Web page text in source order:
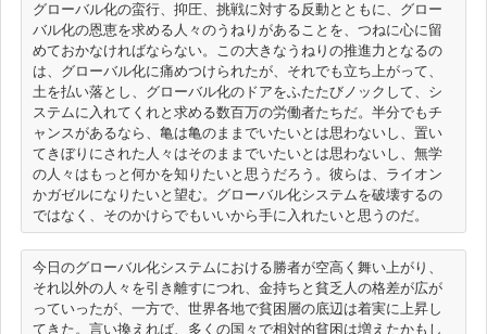
グローバル化の蛮行、抑圧、挑戦に対する反動とともに、グロー
バル化の恩恵を求める人々のうねりがあることを、つねに心に留
めておかなければならない。この大きなうねりの推進力となるの
は、グローバル化に痛めつけられたが、それでも立ち上がって、
土を払い落とし、グローバル化のドアをふたたびノックして、シ
ステムに入れてくれと求める数百万の労働者たちだ。半分でもチ
ャンスがあるなら、亀は亀のままでいたいとは思わないし、置い
てきぼりにされた人々はそのままでいたいとは思わないし、無学
の人々はもっと何かを知りたいと思うだろう。彼らは、ライオン
かガゼルになりたいと望む。グローバル化システムを破壊するの
今日のグローバル化システムにおける勝者が空高く舞い上がり、
それ以外の人々を引き離すにつれ、金持ちと貧乏人の格差が広が
っていったが、一方で、世界各地で貧困層の底辺は着実に上昇し
てきた。言い換えれば、多くの国々で相対的貧困は増えたかもし